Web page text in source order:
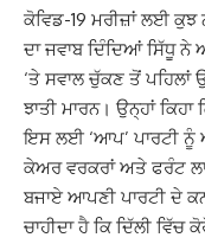
ਕੋਵਿਡ-19 ਮਰੀਜ਼ਾਂ ਲਈ ਕੁਝ
ਦਾ ਜਵਾਬ ਦਿੰਦਿਆਂ ਸਿੱਧੂ ਨੇ
‘ਤੇ ਸਵਾਲ ਚੁੱਕਣ ਤੋਂ ਪਹਿਲਾਂ
ਝਾਤੀ ਮਾਰਨ। ਉਨ੍ਹਾਂ
ਇਸ ਲਈ ‘ਆਪ’ ਪਾਰਟੀ ਨੂੰ
ਕੇਅਰ ਵਰਕਰਾਂ ਅਤੇ ਫਰੰਟ
ਬਜਾਏ ਆਪਣੀ ਪਾਰਟੀ ਦੇ
ਚਾਹੀਦਾ ਹੈ ਕਿ ਦਿੱਲੀ